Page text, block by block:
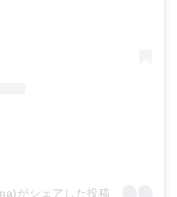
がシェアした投稿